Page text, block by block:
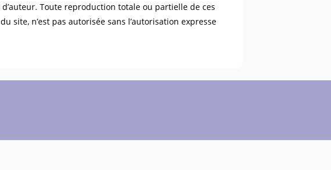
Toute reproduction totale ou partielle de ces
site, n’est pas autorisée sans l’autorisation expresse